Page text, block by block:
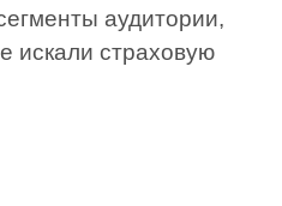
аудитории,
искали страховую